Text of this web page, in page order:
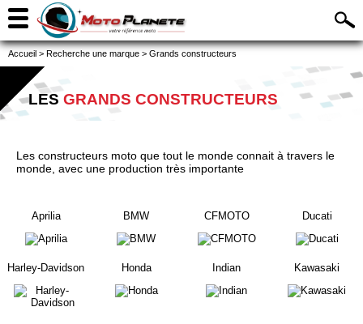
Accueil > Recherche une marque > Grands constructeurs
LES GRANDS CONSTRUCTEURS
Les constructeurs moto que tout le monde connait à travers le
monde, avec une production très importante
Aprilia BMW CFMOTO Ducati
Harley-Davidson Honda Indian Kawasaki